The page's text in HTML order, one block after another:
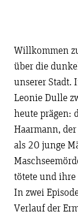
Willkommen
über die
unserer Stadt.
Leonie Dulle
heute prägen:
Haarmann,
als 20 junge
tötete und ihre
In zwei
Verlauf der